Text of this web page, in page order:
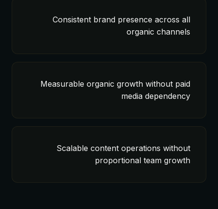
Consistent brand presence across all
organic channels
Measurable organic growth without paid
media dependency
Scalable content operations without
proportional team growth